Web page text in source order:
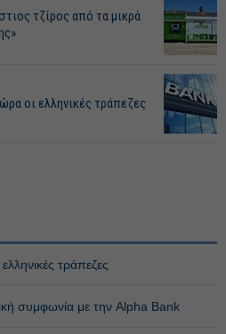
τζίρος από τα μικρά
οι ελληνικές τράπεζες
τράπεζες
συμφωνία με την Alpha Bank